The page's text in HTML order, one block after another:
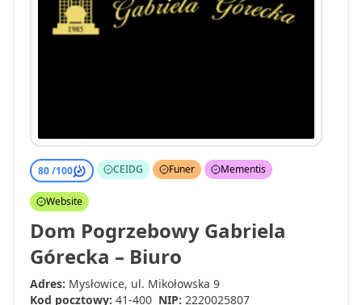
80 /100 CEIDG Funer Mementis
Website
Dom Pogrzebowy Gabriela
Górecka – Biuro
Adres: Mysłowice, ul. Mikołowska 9
Kod pocztowy: 41-400 NIP: 2220025807